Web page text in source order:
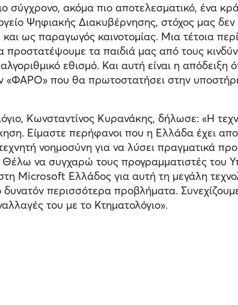
ακόμα πιο αποτελεσματικό, ένα
Ψηφιακής Διακυβέρνησης, στόχος μας δεν
ως παραγωγός καινοτομίας. Μια τέτοια
προστατέψουμε τα παιδιά μας από τους
εθισμό. Και αυτή είναι η απόδειξη
που θα πρωτοστατήσει στην
Κωνσταντίνος Κυρανάκης, δήλωσε: «Η
Είμαστε περήφανοι που η Ελλάδα έχει
νοημοσύνη για να λύσει πραγματικά
να συγχαρώ τους προγραμματιστές του
Microsoft Ελλάδος για αυτή τη μεγάλη
περισσότερα προβλήματα.
του με το Κτηματολόγιο».